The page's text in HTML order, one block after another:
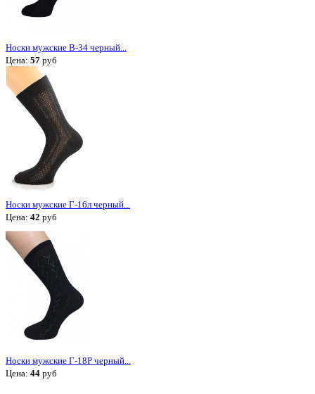
Носки мужские В-34 черный...
Цена: 57 руб
Носки мужские Г-16л черный...
Цена: 42 руб
Носки мужские Г-18Р черный...
Цена: 44 руб